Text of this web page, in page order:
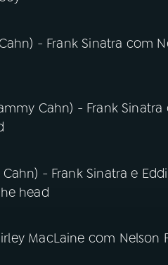
- Frank Sinatra com
Cahn) - Frank
- Frank Sinatra e
head
MacLaine com Nelson